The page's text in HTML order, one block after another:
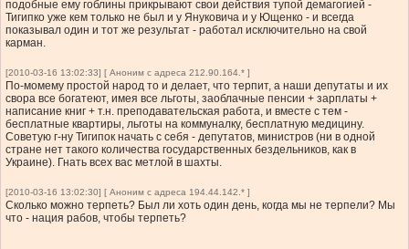
подобные ему гоблины прикрывают свои действия тупой демагогией -
Тигипко уже кем только не был и у Януковича и у Ющенко - и всегда
показывал один и тот же результат - работал исключительно на свой
карман.
[2010-03-16 13:02:33] [ Аноним с адреса 212.90.164.* ]
По-момему простой народ то и делает, что терпит, а наши депутаты и их
свора все богатеют, имея все льготы, заоблачные пенсии + зарплаты +
написание книг + т.н. преподавательская работа, и вместе с тем -
бесплатные квартиры, льготы на коммуналку, бесплатную медицину.
Советую г-ну Тигипок начать с себя - депутатов, министров (ни в одной
стране нет такого количества государственных бездельников, как в
Украине). Гнать всех вас метлой в шахты.
[2010-03-16 13:02:30] [ Аноним с адреса 194.44.142.* ]
Сколько можно терпеть? Был ли хоть один день, когда мы не терпели? Мы
что - нация рабов, чтобы терпеть?